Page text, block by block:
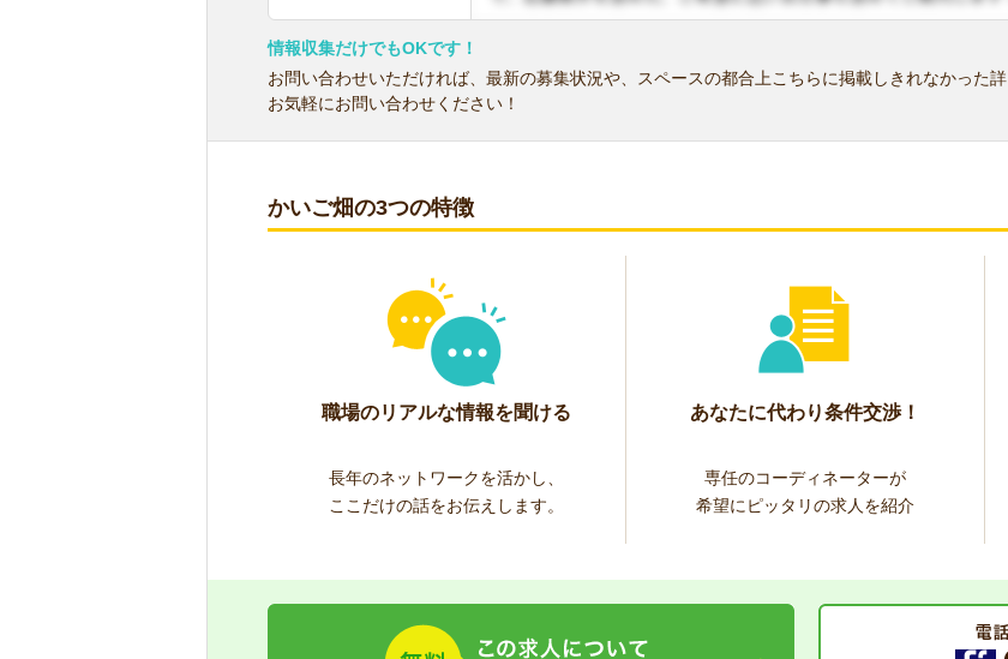
情報収集だけでもOKです！
お問い合わせいただければ、最新の募集状況や、スペースの都合上こちらに掲載しきれなかった詳
お気軽にお問い合わせください！
かいご畑の3つの特徴
職場のリアルな情報を聞ける
長年のネットワークを活かし、
ここだけの話をお伝えします。
あなたに代わり条件交渉！
専任のコーディネーターが
希望にピッタリの求人を紹介